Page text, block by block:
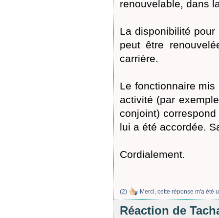
renouvelable, dans
La disponibilité
peut être
carrière.
Le fonctionnaire
activité (par
conjoint)
lui a été accordée.
Cordialement.
(2) Merci, cette réponse m'a été
Réaction de